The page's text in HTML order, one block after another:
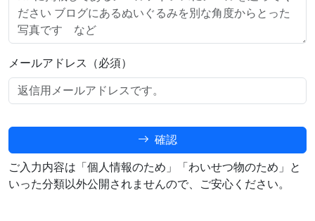
メールアドレス（必須）
確認
ご入力内容は「個人情報のため」「わいせつ物のため」と
いった分類以外公開されませんので、ご安心ください。